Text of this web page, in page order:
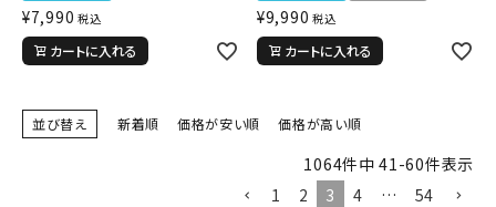
¥7,990 税込
カートに入れる
¥9,990 税込
カートに入れる
並び替え 新着順 価格が安い順 価格が高い順
1064件中 41-60件表示
1
2 3 4 … 54